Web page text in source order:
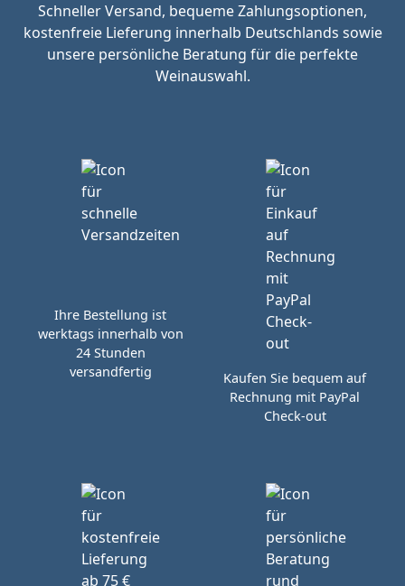
Schneller Versand, bequeme Zahlungsoptionen,
kostenfreie Lieferung innerhalb Deutschlands sowie
unsere persönliche Beratung für die perfekte
Weinauswahl.
Ihre Bestellung ist
werktags innerhalb von
24 Stunden
versandfertig
Kaufen Sie bequem auf
Rechnung mit PayPal
Check-out